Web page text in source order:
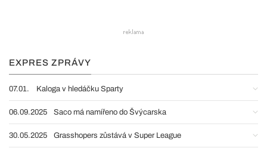
EXPRES ZPRÁVY
07.01. Kaloga v hledáčku Sparty
06.09.2025 Saco má namířeno do Švýcarska
30.05.2025 Grasshopers zůstává v Super League